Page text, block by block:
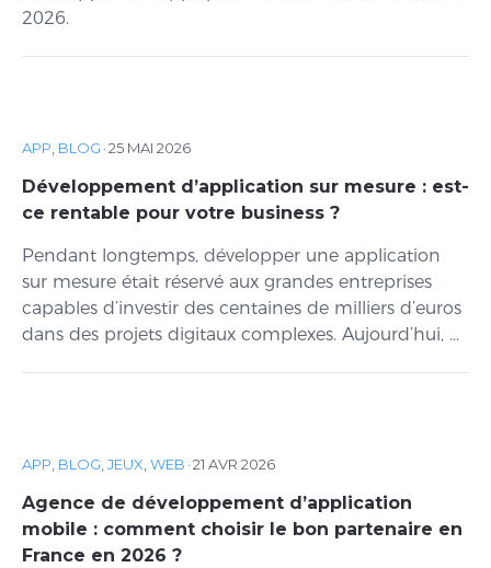
2026.
APP, BLOG ·25 MAI 2026
Développement d’application sur mesure : est-
ce rentable pour votre business ?
Pendant longtemps, développer une application
sur mesure était réservé aux grandes entreprises
capables d’investir des centaines de milliers d’euros
dans des projets digitaux complexes. Aujourd’hui, ...
APP, BLOG,JEUX,WEB ·21 AVR 2026
Agence de développement d’application
mobile : comment choisir le bon partenaire en
France en 2026 ?